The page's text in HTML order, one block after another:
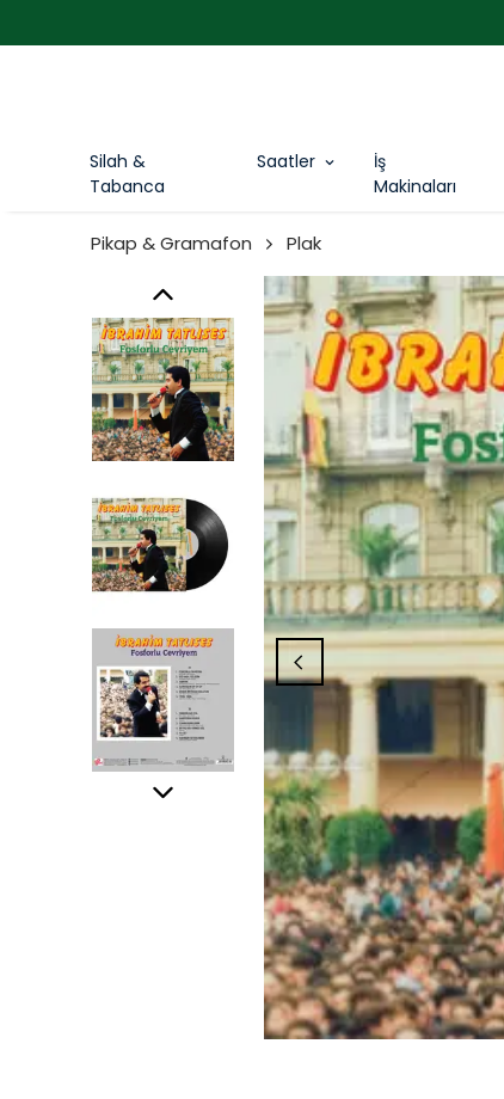
Silah &
Tabanca
Saatler
İş
Makinaları
Pikap & Gramafon Plak